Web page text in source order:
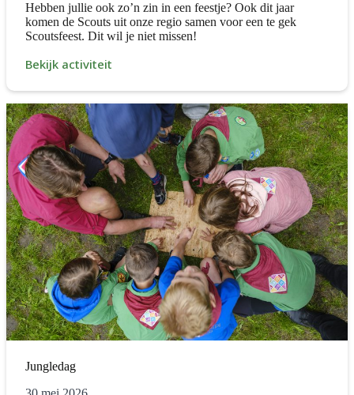
Hebben jullie ook zo’n zin in een feestje? Ook dit jaar
komen de Scouts uit onze regio samen voor een te gek
Scoutsfeest. Dit wil je niet missen!
Bekijk activiteit
Jungledag